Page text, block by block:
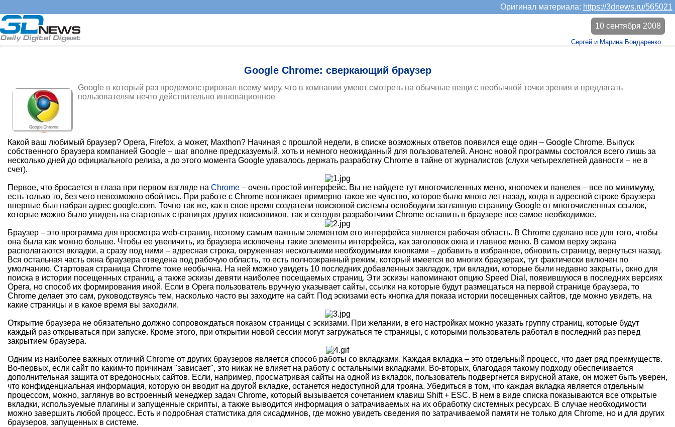
Оригинал материала: https://3dnews.ru/565021
Google Chrome: сверкающий браузер
Google в который раз продемонстрировал всему миру, что в компании умеют смотреть на обычные вещи с необычной точки зрения и предлагать
пользователям нечто действительно инновационное
10 сентября 2008
Сергей и Марина Бондаренко
Какой ваш любимый браузер? Opera, Firefox, а может, Maxthon? Начиная с прошлой недели, в списке возможных ответов появился еще один – Google Chrome. Выпуск
собственного браузера компанией Google – шаг вполне предсказуемый, хоть и немного неожиданный для пользователей. Анонс новой программы состоялся всего лишь за
несколько дней до официального релиза, а до этого момента Google удавалось держать разработку Chrome в тайне от журналистов (слухи четырехлетней давности – не в
счет).
Первое, что бросается в глаза при первом взгляде на Chrome – очень простой интерфейс. Вы не найдете тут многочисленных меню, кнопочек и панелек – все по минимуму,
есть только то, без чего невозможно обойтись. При работе с Chrome возникает примерно такое же чувство, которое было много лет назад, когда в адресной строке браузера
впервые был набран адрес google.com. Точно так же, как в свое время создатели поисковой системы освободили заглавную страницу Google от многочисленных ссылок,
которые можно было увидеть на стартовых страницах других поисковиков, так и сегодня разработчики Chrome оставить в браузере все самое необходимое.
Браузер – это программа для просмотра web-страниц, поэтому самым важным элементом его интерфейса является рабочая область. В Chrome сделано все для того, чтобы
она была как можно больше. Чтобы ее увеличить, из браузера исключены такие элементы интерфейса, как заголовок окна и главное меню. В самом верху экрана
располагаются вкладки, а сразу под ними – адресная строка, окруженная несколькими необходимыми кнопками – добавить в избранное, обновить страницу, вернуться назад.
Вся остальная часть окна браузера отведена под рабочую область, то есть полноэкранный режим, который имеется во многих браузерах, тут фактически включен по
умолчанию. Стартовая страница Chrome тоже необычна. На ней можно увидеть 10 последних добавленных закладок, три вкладки, которые были недавно закрыты, окно для
поиска в истории посещенных страниц, а также эскизы девяти наиболее посещаемых страниц. Эти эскизы напоминают опцию Speed Dial, появившуюся в последних версиях
Opera, но способ их формирования иной. Если в Opera пользователь вручную указывает сайты, ссылки на которые будут размещаться на первой странице браузера, то
Chrome делает это сам, руководствуясь тем, насколько часто вы заходите на сайт. Под эскизами есть кнопка для показа истории посещенных сайтов, где можно увидеть, на
какие страницы и в какое время вы заходили.
Открытие браузера не обязательно должно сопровождаться показом страницы с эскизами. При желании, в его настройках можно указать группу страниц, которые будут
каждый раз открываться при запуске. Кроме этого, при открытии новой сессии могут загружаться те страницы, с которыми пользователь работал в последний раз перед
закрытием браузера.
Одним из наиболее важных отличий Chrome от других браузеров является способ работы со вкладками. Каждая вкладка – это отдельный процесс, что дает ряд преимуществ.
Во-первых, если сайт по каким-то причинам "зависает", это никак не влияет на работу с остальными вкладками. Во-вторых, благодаря такому подходу обеспечивается
дополнительная защита от вредоносных сайтов. Если, например, просматривая сайты на одной из вкладок, пользователь подвергнется вирусной атаке, он может быть уверен,
что конфиденциальная информация, которую он вводит на другой вкладке, останется недоступной для трояна. Убедиться в том, что каждая вкладка является отдельным
процессом, можно, заглянув во встроенный менеджер задач Chrome, который вызывается сочетанием клавиш Shift + ESC. В нем в виде списка показываются все открытые
вкладки, используемые плагины и запущенные скрипты, а также выводится информация о затрачиваемых на их обработку системных ресурсах. В случае необходимости
можно завершить любой процесс. Есть и подробная статистика для сисадминов, где можно увидеть сведения по затрачиваемой памяти не только для Chrome, но и для других
браузеров, запущенных в системе.